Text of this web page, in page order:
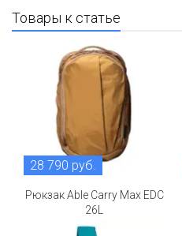
Товары к статье
28 790 руб.
Рюкзак Able Carry Max EDC
26L